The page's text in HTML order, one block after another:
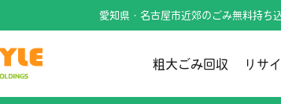
愛知県・名古屋市近郊のごみ無料持ち
粗大ごみ回収 リサ